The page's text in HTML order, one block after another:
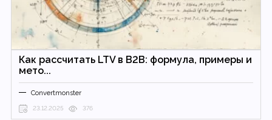
Как рассчитать LTV в B2B: формула, примеры и
мето...
Convertmonster
23.12.2025 376